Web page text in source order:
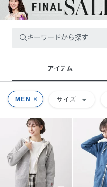
キーワードから探す
アイテム
MEN サイズ arrow_drop_down